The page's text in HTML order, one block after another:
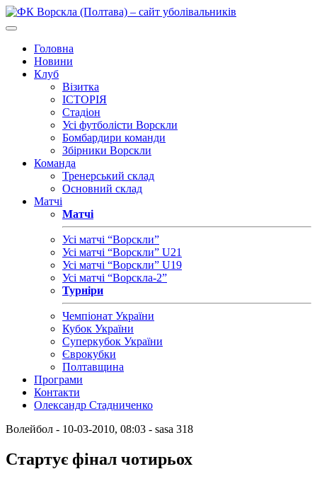
Головна
Новини
Клуб
Візитка
ІСТОРІЯ
Стадіон
Усі футболісти Ворскли
Бомбардири команди
Збірники Ворскли
Команда
Тренерський склад
Основний склад
Матчі
Матчі
Усі матчі “Ворскли”
Усі матчі “Ворскли” U21
Усі матчі “Ворскли” U19
Усі матчі “Ворскла-2”
Турніри
Чемпіонат України
Кубок України
Суперкубок України
Єврокубки
Полтавщина
Програми
Контакти
Олександр Стадниченко
Волейбол - 10-03-2010, 08:03 - sasa 318
Стартує фінал чотирьох